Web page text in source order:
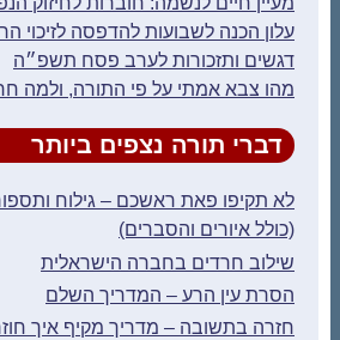
עלון הכנה לשבועות להדפסה לזיכוי
דגשים ותזכורות לערב פסח תשפ״ה
מהו צבא אמתי על פי התורה, ולמה
דברי תורה נצפים ביותר
לא תקיפו פאת ראשכם – גילוח
(כולל איורים והסברים)
שילוב חרדים בחברה הישראלית
הסרת עין הרע – המדריך השלם
חזרה בתשובה – מדריך מקיף איך